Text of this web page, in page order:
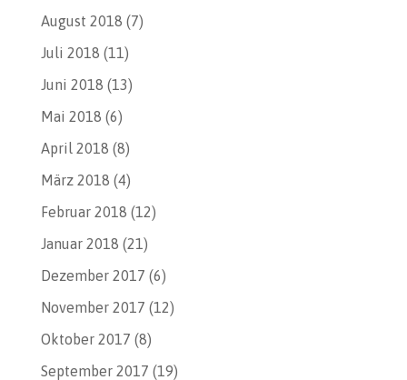
August 2018 (7)
Juli 2018 (11)
Juni 2018 (13)
Mai 2018 (6)
April 2018 (8)
März 2018 (4)
Februar 2018 (12)
Januar 2018 (21)
Dezember 2017 (6)
November 2017 (12)
Oktober 2017 (8)
September 2017 (19)